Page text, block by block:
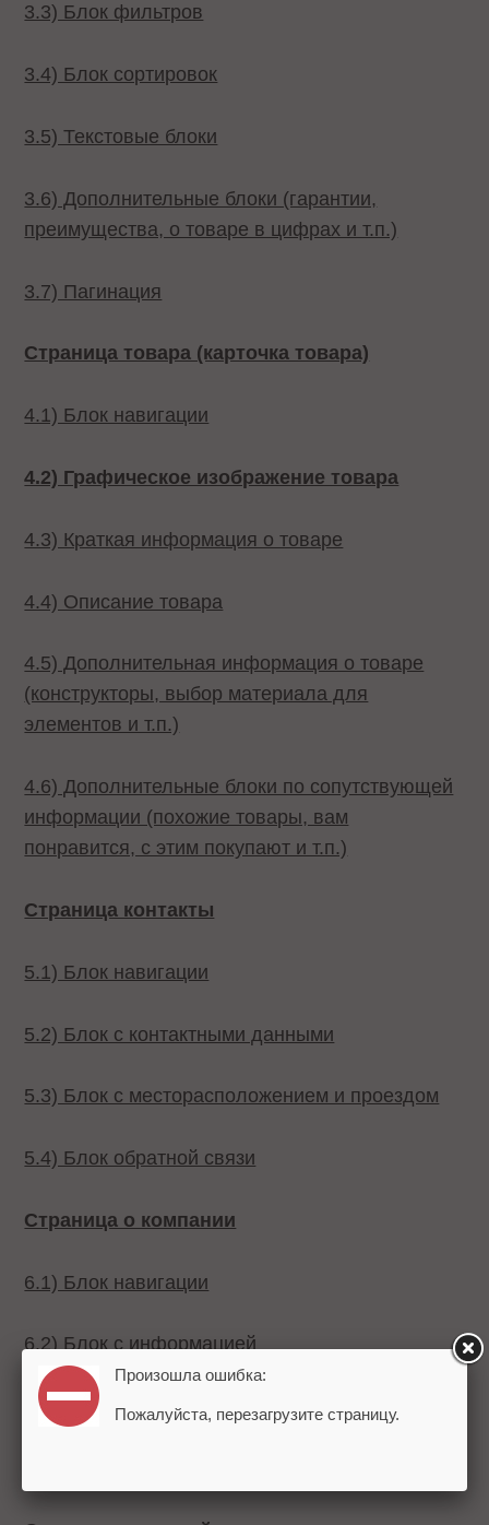
3.3) Блок фильтров
3.4) Блок сортировок
3.5) Текстовые блоки
3.6) Дополнительные блоки (гарантии,
преимущества, о товаре в цифрах и т.п.)
3.7) Пагинация
Страница товара (карточка товара)
4.1) Блок навигации
4.2) Графическое изображение товара
4.3) Краткая информация о товаре
4.4) Описание товара
4.5) Дополнительная информация о товаре
(конструкторы, выбор материала для
элементов и т.п.)
4.6) Дополнительные блоки по сопутствующей
информации (похожие товары, вам
понравится, с этим покупают и т.п.)
Страница контакты
5.1) Блок навигации
5.2) Блок с контактными данными
5.3) Блок с месторасположением и проездом
5.4) Блок обратной связи
Страница о компании
6.1) Блок навигации
6.2) Блок с информацией
Страница доставки
Произошла ошибка:
Пожалуйста, перезагрузите страницу.